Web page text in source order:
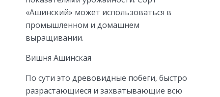
«Ашинский» может использоваться в
промышленном и домашнем
выращивании.
Вишня Ашинская
По сути это древовидные побеги, быстро
разрастающиеся и захватывающие всю